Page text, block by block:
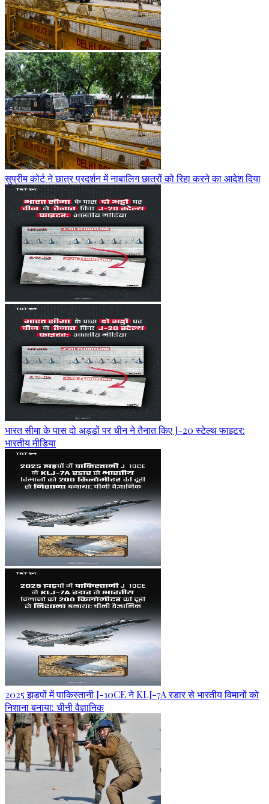
सुप्रीम कोर्ट ने छात्र प्रदर्शन में नाबालिग छात्रों को रिहा करने का आदेश दिया
भारत सीमा के पास दो अड्डों पर चीन ने तैनात किए J-20 स्टेल्थ फाइटर:
भारतीय मीडिया
2025 झड़पों में पाकिस्तानी J-10CE ने KLJ-7A रडार से भारतीय विमानों को
निशाना बनाया: चीनी वैज्ञानिक